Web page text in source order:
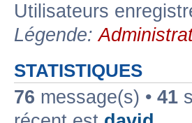
Utilisateurs
Légende:
STATISTIQUES
76 message(s) • 41